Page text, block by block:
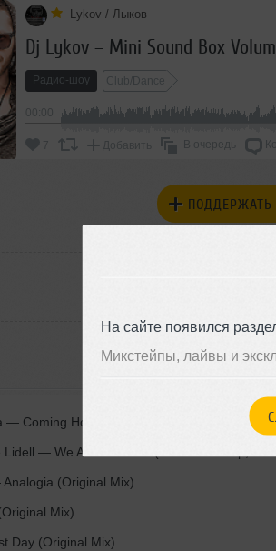
На сайте появился
Микстейпы, лайвы и
Lykov / Лыков
Dj Lykov – Mini Sound Box
Радио-шоу Club/Dance
7 Добавить В очередь
ПОДДЕРЖАТЬ
— Coming Home (M-22 Remix
Lidell — We All Fall Down (Joe Maz &amp;
(Original Mix)
Mix)
Day (Original Mix)